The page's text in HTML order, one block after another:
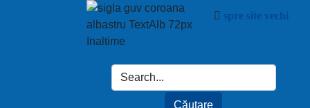
spre site vechi